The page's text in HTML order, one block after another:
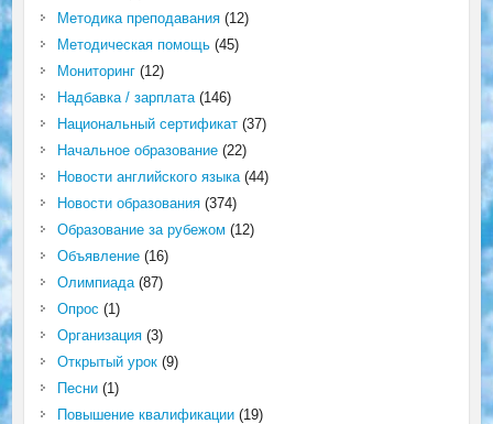
Методика преподавания(12)
Методическая помощь(45)
Мониторинг(12)
Надбавка / зарплата(146)
Национальный сертификат(37)
Начальное образование(22)
Новости английского языка(44)
Новости образования(374)
Образование за рубежом (12)
Объявление(16)
Олимпиада(87)
Опрос (1)
Организация(3)
Открытый урок(9)
Песни(1)
Повышение квалификации(19)